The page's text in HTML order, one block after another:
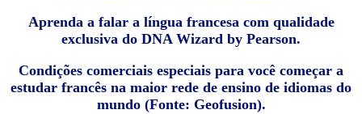
Aprenda a falar a língua francesa com qualidade
exclusiva do DNA Wizard by Pearson.
Condições comerciais especiais para você começar a
estudar francês na maior rede de ensino de idiomas do
mundo (Fonte: Geofusion).